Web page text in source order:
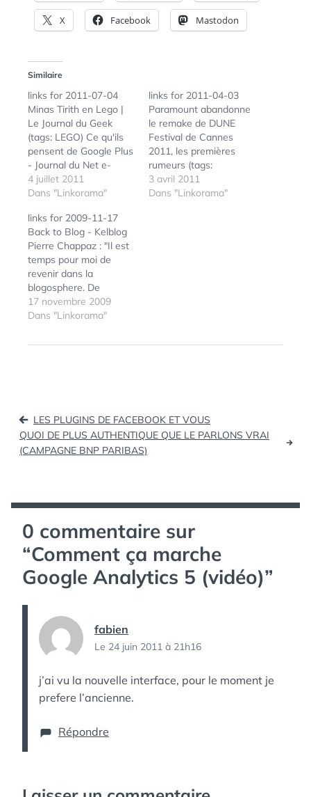
X Facebook Mastodon
Similaire
links for 2011-07-04
Minas Tirith en Lego |
Le Journal du Geek
(tags: LEGO) Ce qu'ils
pensent de Google Plus
- Journal du Net e-
Business (tags:
google+) Connaissez-
Doodles de Google ? |
WebTribulation Des
pages Google+ pour les
entreprises ? (tags:
google+) Social
Interaction Tracking -
Google Analytics -
Google…
4 juillet 2011
Dans "Linkorama"
links for 2011-04-03
Paramount abandonne
le remake de DUNE
Festival de Cannes
2011, les premières
rumeurs (tags:
cannes2011) Top 10
des personnes qu’il
3 avril 2011
Dans "Linkorama"
links for 2009-11-17
Back to Blog - Kelblog
Pierre Chappaz : "Il est
temps pour moi de
revenir dans la
blogosphere. De
recommencer à
entreprendre. De
bloguer." (tags:
service (tags:
dailymotion) Google
Analytics:…
17 novembre 2009
Dans "Linkorama"
Navigation
de
l’article
LES PLUGINS DE FACEBOOK ET VOUS
QUOI DE PLUS AUTHENTIQUE QUE LE PARLONS VRAI
(CAMPAGNE BNP PARIBAS)
0 commentaire sur
“Comment ça marche
Google Analytics 5 (vidéo)”
fabien
Le 24 juin 2011 à 21h16
j’ai vu la nouvelle interface, pour le moment je
prefere l’ancienne.
Répondre